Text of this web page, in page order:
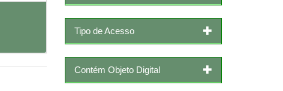
Tipo de Acesso
Contém Objeto Digital